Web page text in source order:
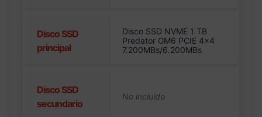
Disco SSD
principal
Disco SSD NVME 1 TB
Predator GM6 PCIE 4×4
7.200MBs/6.200MBs
Disco SSD
secundario